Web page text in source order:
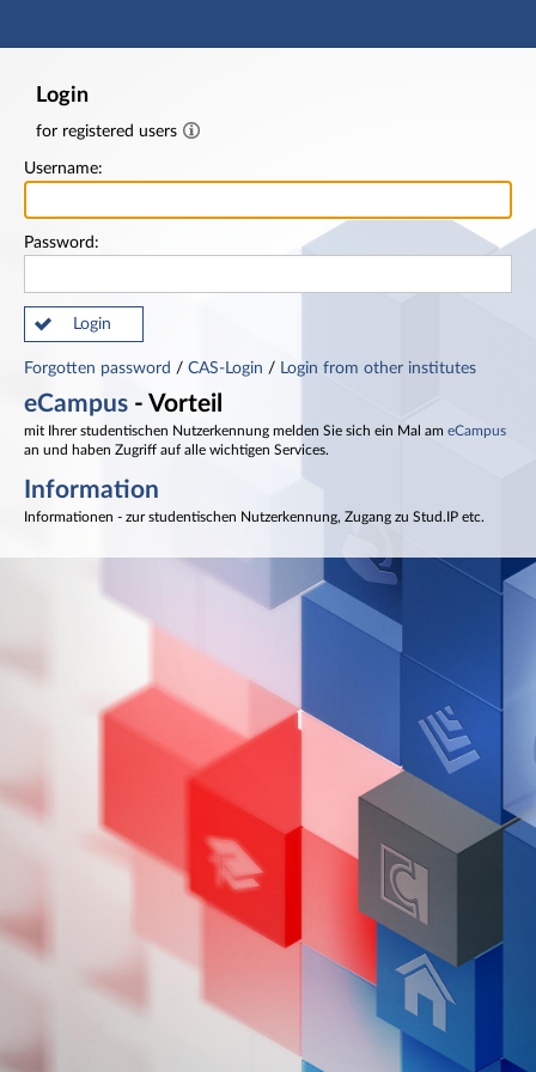
Main navigation
Login
for registered users
Username:
Password:
Login
Forgotten password / CAS-Login / Login from other institutes
eCampus - Vorteil
mit Ihrer studentischen Nutzerkennung melden Sie sich ein Mal am eCampus
an und haben Zugriff auf alle wichtigen Services.
Information
Informationen - zur studentischen Nutzerkennung, Zugang zu Stud.IP etc.